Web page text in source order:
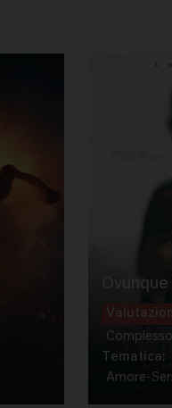
Tematica:
Amore-